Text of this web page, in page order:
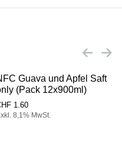
Guava und Apfel Saft
(Pack 12x900ml)
1.60
8,1% MwSt.